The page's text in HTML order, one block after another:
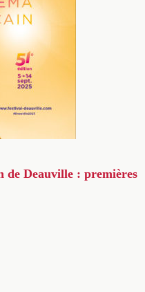
de Deauville : premières